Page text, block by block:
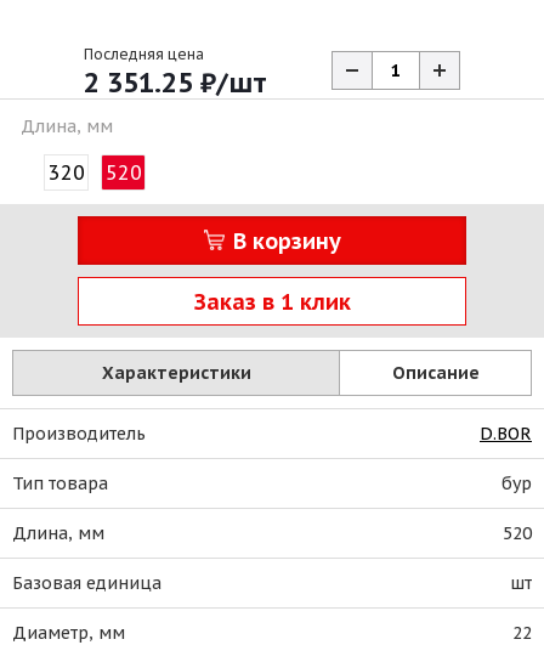
Последняя цена
2 351.25 ₽/шт
Длина, мм
320 520
В корзину
Заказ в 1 клик
Характеристики Описание
Производитель D.BOR
Тип товара бур
Длина, мм 520
Базовая единица шт
Диаметр, мм 22